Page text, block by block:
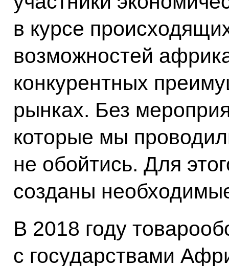
в курсе
возможностей
конкурентных
рынках. Без
которые мы
не обойтись. Для
созданы
В 2018 году
с государствами